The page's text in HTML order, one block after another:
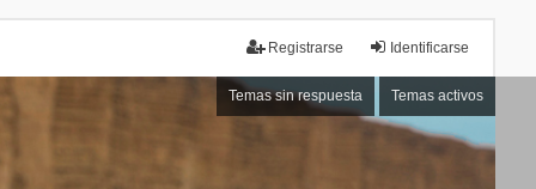
Identificarse
Registrarse
Temas sin respuesta Temas activos